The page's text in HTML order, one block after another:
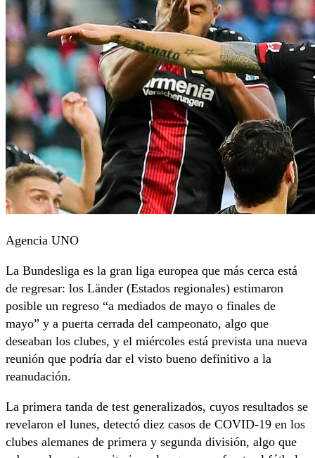
Agencia UNO
La Bundesliga es la gran liga europea que más cerca está
de regresar: los Länder (Estados regionales) estimaron
posible un regreso “a mediados de mayo o finales de
mayo” y a puerta cerrada del campeonato, algo que
deseaban los clubes, y el miércoles está prevista una nueva
reunión que podría dar el visto bueno definitivo a la
reanudación.
La primera tanda de test generalizados, cuyos resultados se
revelaron el lunes, detectó diez casos de COVID-19 en los
clubes alemanes de primera y segunda división, algo que